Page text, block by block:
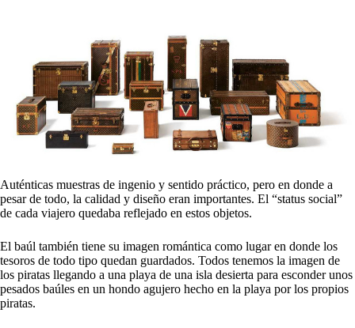
Auténticas muestras de ingenio y sentido práctico, pero en donde a
pesar de todo, la calidad y diseño eran importantes. El “status social”
de cada viajero quedaba reflejado en estos objetos.
El baúl también tiene su imagen romántica como lugar en donde los
tesoros de todo tipo quedan guardados. Todos tenemos la imagen de
los piratas llegando a una playa de una isla desierta para esconder unos
pesados baúles en un hondo agujero hecho en la playa por los propios
piratas.